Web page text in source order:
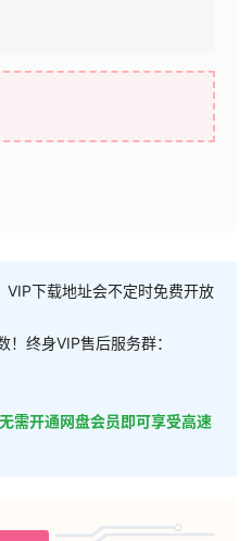
下载地址会不定时免费开放
终身VIP售后服务群：
需开通网盘会员即可享受高速